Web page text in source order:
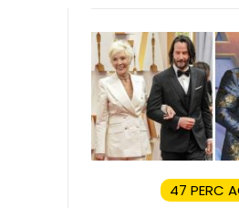
47 PERC